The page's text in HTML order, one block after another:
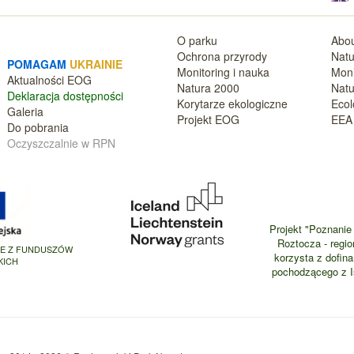
POMAGAM UKRAINIE
Aktualności EOG
Deklaracja dostępności
Galeria
Do pobrania
Oczyszczalnie w RPN
O parku
Ochrona przyrody
Monitoring i nauka
Natura 2000
Korytarze ekologiczne
Projekt EOG
Z FUNDUSZÓW
Projekt
Roztocza -
korzysta z
pochodzącego z